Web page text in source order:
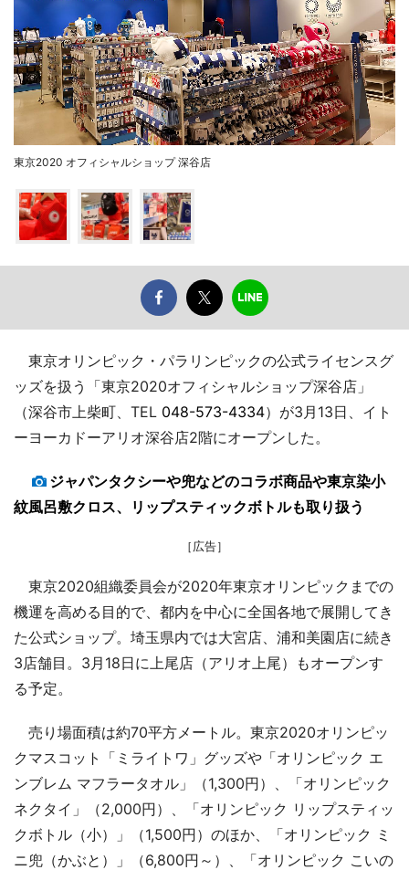
東京2020 オフィシャルショップ 深谷店
東京オリンピック・パラリンピックの公式ライセンスグ
ッズを扱う「東京2020オフィシャルショップ深谷店」
（深谷市上柴町、TEL 048-573-4334）が3月13日、イト
ーヨーカドーアリオ深谷店2階にオープンした。
ジャパンタクシーや兜などのコラボ商品や東京染小
紋風呂敷クロス、リップスティックボトルも取り扱う
［広告］
東京2020組織委員会が2020年東京オリンピックまでの
機運を高める目的で、都内を中心に全国各地で展開してき
た公式ショップ。埼玉県内では大宮店、浦和美園店に続き
3店舗目。3月18日に上尾店（アリオ上尾）もオープンす
る予定。
売り場面積は約70平方メートル。東京2020オリンピッ
クマスコット「ミライトワ」グッズや「オリンピック エ
ンブレム マフラータオル」（1,300円）、「オリンピック
ネクタイ」（2,000円）、「オリンピック リップスティッ
クボトル（小）」（1,500円）のほか、「オリンピック ミ
ニ兜（かぶと）」（6,800円～）、「オリンピック こいの